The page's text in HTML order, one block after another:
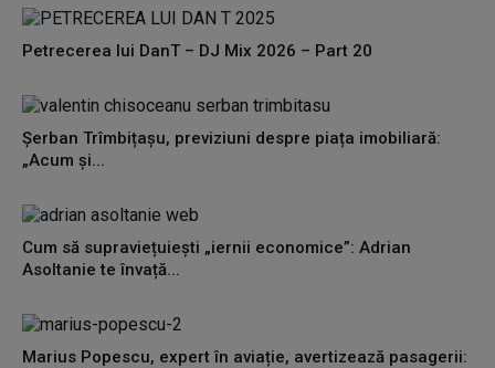
Petrecerea lui DanT – DJ Mix 2026 – Part 20
Șerban Trîmbițașu, previziuni despre piața imobiliară:
„Acum și...
Cum să supraviețuiești „iernii economice”: Adrian
Asoltanie te învață...
Marius Popescu, expert în aviație, avertizează pasagerii: